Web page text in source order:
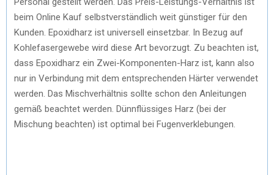
beim Online Kauf selbstverständlich weit günstiger für den
Kunden. Epoxidharz ist universell einsetzbar. In Bezug auf
Kohlefasergewebe wird diese Art bevorzugt. Zu beachten ist,
dass Epoxidharz ein Zwei-Komponenten-Harz ist, kann also
nur in Verbindung mit dem entsprechenden Härter verwendet
werden. Das Mischverhältnis sollte schon den Anleitungen
gemäß beachtet werden. Dünnflüssiges Harz (bei der
Mischung beachten) ist optimal bei Fugenverklebungen.